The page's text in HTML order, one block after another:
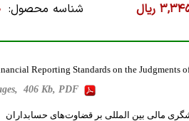
ریال شناسه محصول:
Reporting Standards on the Judgments
406 Kb, PDF
مالی بین المللی بر قضاوت‌های حسابداران